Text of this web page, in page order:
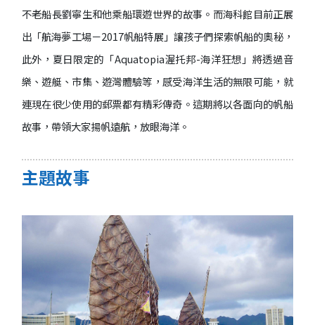
不老船長劉寧生和他乘船環遊世界的故事。而海科館目前正展
出「航海夢工場－2017帆船特展」讓孩子們探索帆船的奧秘，
此外，夏日限定的「Aquatopia渥托邦-海洋狂想」將透過音
樂、遊艇、市集、遊灣體驗等，感受海洋生活的無限可能，就
連現在很少使用的郵票都有精彩傳奇。這期將以各面向的帆船
故事，帶領大家揚帆遠航，放眼海洋。
主題故事